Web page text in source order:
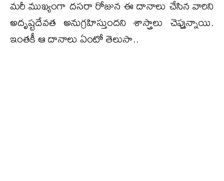
మరీ ముఖ్యంగా దసరా రోజున ఈ దానాలు చేసిన వారిని
అదృష్టదేవత అనుగ్రహిస్తుందని శాస్త్రాలు చెప్తున్నాయి.
ఇంతకీ ఆ దానాలు ఏంటో తెలుసా..